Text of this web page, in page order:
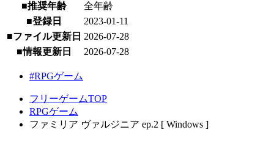
■推奨年齢
全年齢
■登録日
2023-01-11
■ファイル更新日 2026-07-28
■情報更新日
2026-07-28
#RPGゲーム
フリーゲームTOP
RPGゲーム
ファミリア ヴァルジニア ep.2 [ Windows ]